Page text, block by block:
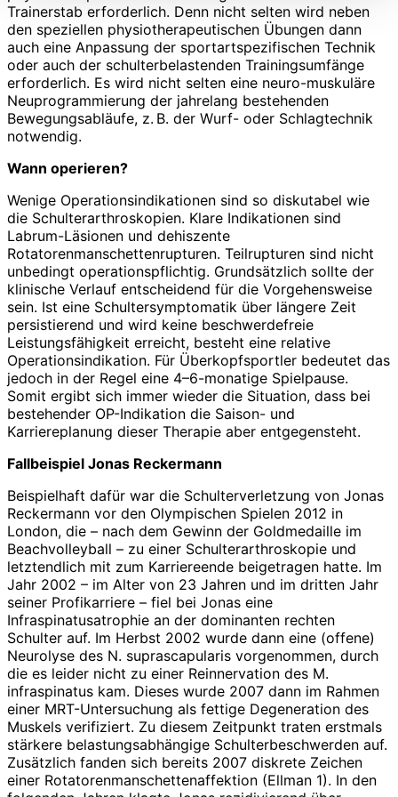
Trainerstab erforderlich. Denn nicht selten wird neben
den speziellen physiotherapeutischen Übungen dann
auch eine Anpassung der sportartspezifischen Technik
oder auch der schulterbelastenden Trainingsumfänge
erforderlich. Es wird nicht selten eine neuro-muskuläre
Neuprogrammierung der jahrelang bestehenden
Bewegungsabläufe, z. B. der Wurf- oder Schlagtechnik
notwendig.
Wann operieren?
Wenige Operationsindikationen sind so diskutabel wie
die Schulterarthroskopien. Klare Indikationen sind
Labrum-Läsionen und dehiszente
Rotatorenmanschettenrupturen. Teilrupturen sind nicht
unbedingt operationspflichtig. Grundsätzlich sollte der
klinische Verlauf entscheidend für die Vorgehensweise
sein. Ist eine Schultersymptomatik über längere Zeit
persistierend und wird keine beschwerdefreie
Leistungsfähigkeit erreicht, besteht eine relative
Operationsindikation. Für Überkopfsportler bedeutet das
jedoch in der Regel eine 4–6-monatige Spielpause.
Somit ergibt sich immer wieder die Situation, dass bei
bestehender OP-Indikation die Saison- und
Karriereplanung dieser Therapie aber entgegensteht.
Fallbeispiel Jonas Reckermann
Beispielhaft dafür war die Schulterverletzung von Jonas
Reckermann vor den Olympischen Spielen 2012 in
London, die – nach dem Gewinn der Goldmedaille im
Beachvolleyball – zu einer Schulterarthroskopie und
letztendlich mit zum Karriereende beigetragen hatte. Im
Jahr 2002 – im Alter von 23 Jahren und im dritten Jahr
seiner Profikarriere – fiel bei Jonas eine
Infraspinatusatrophie an der dominanten rechten
Schulter auf. Im Herbst 2002 wurde dann eine (offene)
Neurolyse des N. suprascapularis vorgenommen, durch
die es leider nicht zu einer Reinnervation des M.
infraspinatus kam. Dieses wurde 2007 dann im Rahmen
einer MRT-­Untersuchung als fettige Degeneration des
Muskels verifiziert. Zu diesem Zeitpunkt traten erstmals
stärkere belastungsabhängige Schulterbeschwerden auf.
Zusätzlich fanden sich bereits 2007 diskrete Zeichen
einer Rotatorenmanschette­n­affektion (Ellman 1). In den